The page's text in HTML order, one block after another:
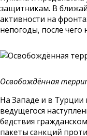
защитникам. В
активности на
непогоды, после чего
Освобождённая
На Западе и в Турции
ведущегося
бедствия
пакеты санкций